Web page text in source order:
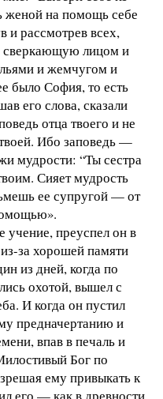
женой на помощь себе
и рассмотрев всех,
сверкающую лицом и
и жемчугом и
было София, то есть
его слова, сказали
отца твоего и не
Ибо заповедь —
мудрости: “Ты сестра
Сияет мудрость
ее супругой — от
учение, преуспел он в
за хорошей памяти
из дней, когда по
охотой, вышел с
И когда он пустил
предначертанию и
впав в печаль и
Бог по
ему привыкать к
его — как в древности